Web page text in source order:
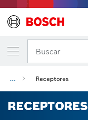
Buscar
... Receptores
RECEPTORES